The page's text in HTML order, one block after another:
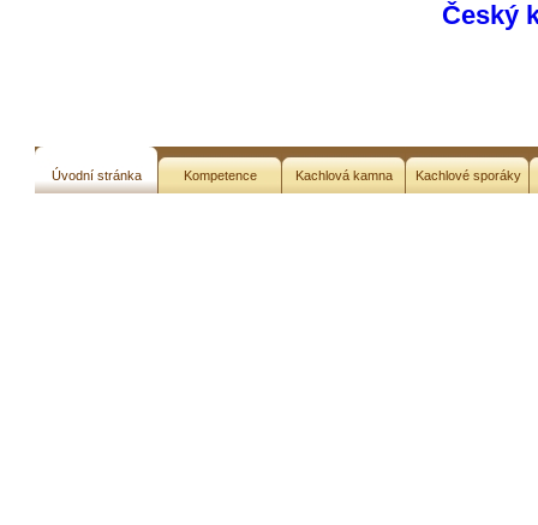
Český
Úvodní stránka Kompetence Kachlová kamna Kachlové sporáky